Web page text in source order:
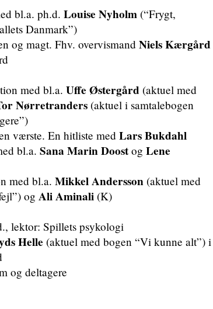
bl.a. ph.d. Louise Nyholm (“Frygt,
Danmark”)
og magt. Fhv. overvismand Niels Kærgård
med bl.a. Uffe Østergård (aktuel med
Nørretranders (aktuel i samtalebogen
værste. En hitliste medLars Bukdahl
bl.a. Sana Marin Doost og Lene
med bl.a. Mikkel Andersson (aktuel med
og Ali Aminali (K)
lektor: Spillets psykologi
Helle (aktuel med bogen “Vi kunne alt”) i
og deltagere